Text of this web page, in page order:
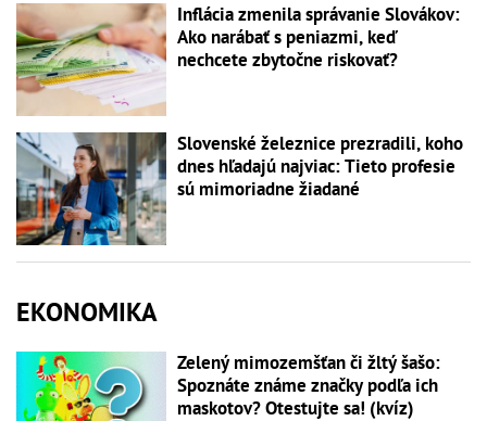
Inflácia zmenila správanie Slovákov:
Ako narábať s peniazmi, keď
nechcete zbytočne riskovať?
Slovenské železnice prezradili, koho
dnes hľadajú najviac: Tieto profesie
sú mimoriadne žiadané
EKONOMIKA
Zelený mimozemšťan či žltý šašo:
Spoznáte známe značky podľa ich
maskotov? Otestujte sa! (kvíz)